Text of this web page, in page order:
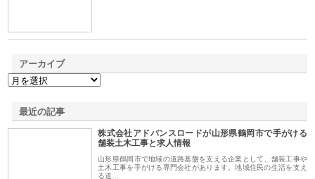
アーカイブ
最近の記事
株式会社アドバンスロードが山形県鶴岡市で手がける
舗装土木工事と求人情報
山形県鶴岡市で地域の道路基盤を支える企業として、舗装工事や
土木工事を手がける専門会社があります。地域住民の生活を支え
る道…